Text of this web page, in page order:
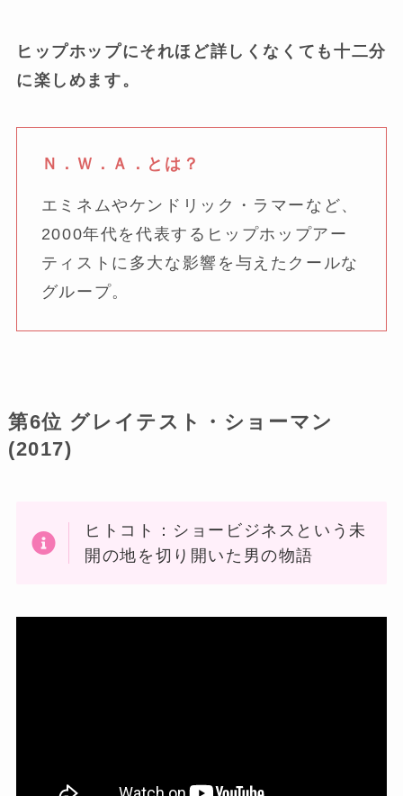
ヒップホップにそれほど詳しくなくても十二分
に楽しめます。
Ｎ．Ｗ．Ａ．とは？
エミネムやケンドリック・ラマーなど、
2000年代を代表するヒップホップアー
ティストに多大な影響を与えたクールな
グループ。
第6位 グレイテスト・ショーマン
(2017)
ヒトコト：ショービジネスという未
開の地を切り開いた男の物語